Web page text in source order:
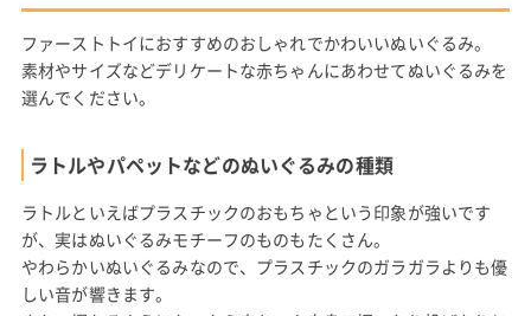
ファーストトイにおすすめのおしゃれでかわいいぬいぐるみ。
素材やサイズなどデリケートな赤ちゃんにあわせてぬいぐるみを
選んでください。
ラトルやパペットなどのぬいぐるみの種類
ラトルといえばプラスチックのおもちゃという印象が強いです
が、実はぬいぐるみモチーフのものもたくさん。
やわらかいぬいぐるみなので、プラスチックのガラガラよりも優
しい音が響きます。